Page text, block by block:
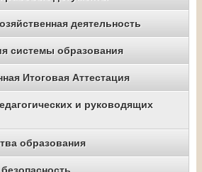
деятельность
системы образования
Итоговая Аттестация
и руководящих
образования